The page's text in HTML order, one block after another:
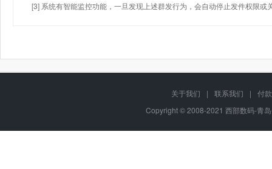
[3] 系统有智能监控功能，一旦发现上述群发行为，会自动停止发件权限或
关于我们 | 联系我们 |
付
Copyright © 2008-2021 西部数码-青